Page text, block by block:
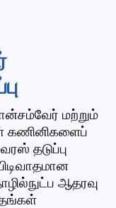
மற்றும்
கணினிகளைப்
தடுப்பு
ஆதரவு